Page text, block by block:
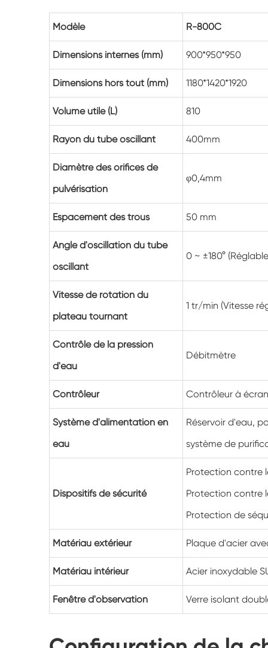
Modèle R-800C
Dimensions internes (mm) 900*950*950
Dimensions hors tout (mm) 1180*1420*1920
Volume utile (L) 810
Rayon du tube oscillant 400mm
Diamètre des orifices de
pulvérisation
φ0,4mm
Espacement des trous 50 mm
Angle d'oscillation du tube
oscillant
0 ~ ±180°
Vitesse de rotation du
plateau tournant
1 tr/min (Vitesse
Contrôle de la pression
d'eau
Débitmètre
Contrôleur Contrôleur à
Système d'alimentation en
eau
Réservoir d'eau,
système de
Dispositifs de sécurité
Protection contre
Protection contre
Protection de
Matériau extérieur Plaque d'acier
Matériau intérieur Acier inoxydable
Fenêtre d'observation Verre isolant